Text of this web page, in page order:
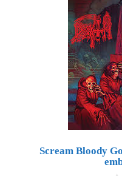
Scream Bloody